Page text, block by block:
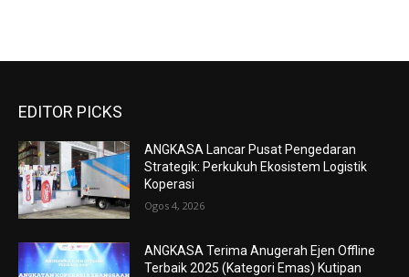
EDITOR PICKS
ANGKASA Lancar Pusat Pengedaran
Strategik: Perkukuh Ekosistem Logistik
Koperasi
Ogos 4, 2026
ANGKASA Terima Anugerah Ejen Offline
Terbaik 2025 (Kategori Emas) Kutipan